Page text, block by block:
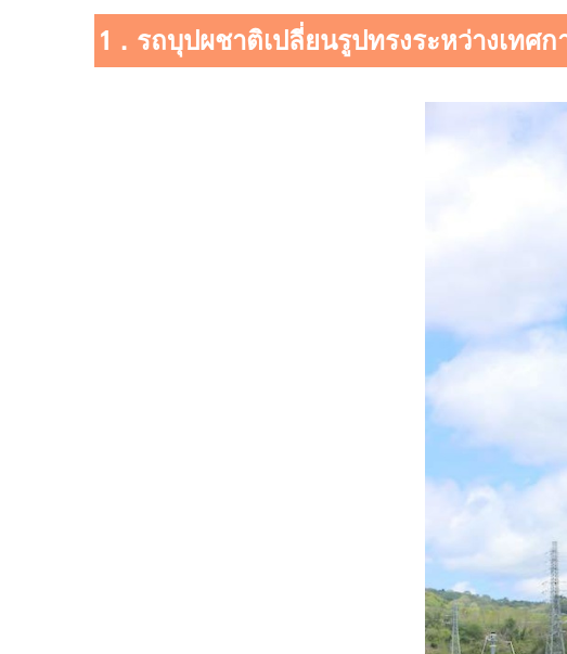
1．รถบุปผชาติเปลี่ยนรูปทรงระหว่างเทศก